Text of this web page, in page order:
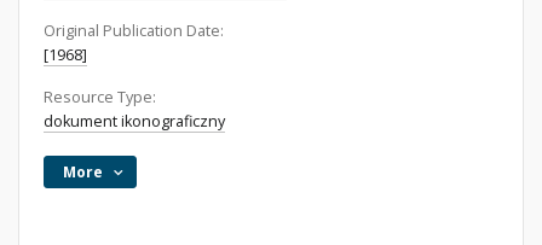
Original Publication Date:
[1968]
Resource Type:
dokument ikonograficzny
More